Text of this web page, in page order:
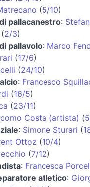
(5/10)
pallacanestro:
(2/3)
pallavolo: Marco
(17/6)
(24/10)
: Francesco
(16/5)
(23/11)
Costa (artista) (
: Simone Sturari (
Ottoz (10/4)
(7/12)
: Francesca
atletico: